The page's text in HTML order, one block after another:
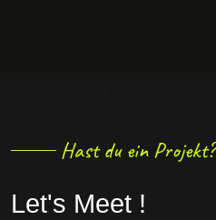
Hast du ein Projekt?
Let's Meet !